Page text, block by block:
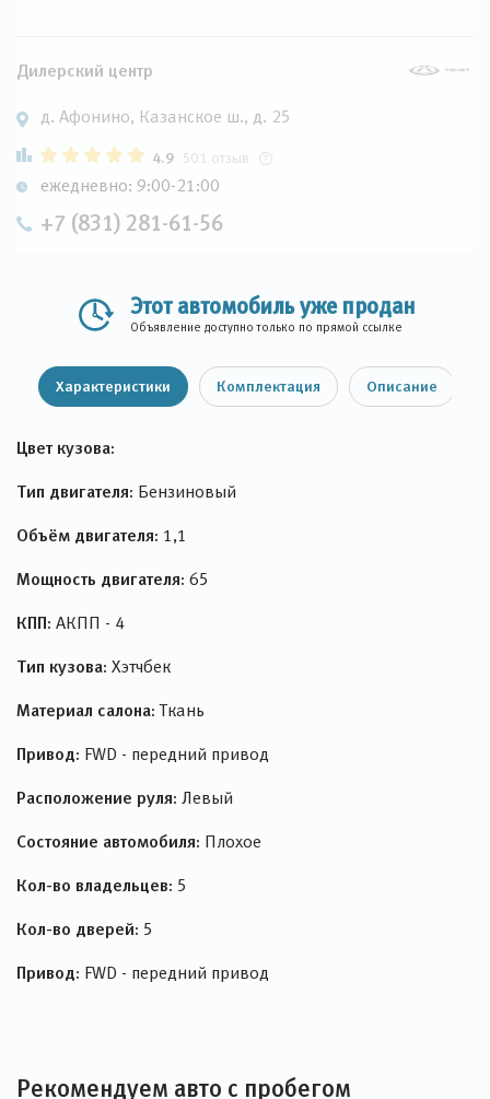
Дилерский центр
д. Афонино, Казанское ш., д. 25
4.9 501 отзыв
ежедневно: 9:00-21:00
+7 (831) 281-61-56
Этот автомобиль уже продан
Объявление доступно только по прямой ссылке
Характеристики Комплектация Описание
Цвет кузова:
Тип двигателя: Бензиновый
Объём двигателя: 1,1
Мощность двигателя: 65
КПП: АКПП - 4
Тип кузова: Хэтчбек
Материал салона: Ткань
Привод: FWD - передний привод
Расположение руля: Левый
Состояние автомобиля: Плохое
Кол-во владельцев: 5
Кол-во дверей: 5
Привод: FWD - передний привод
Рекомендуем авто с пробегом